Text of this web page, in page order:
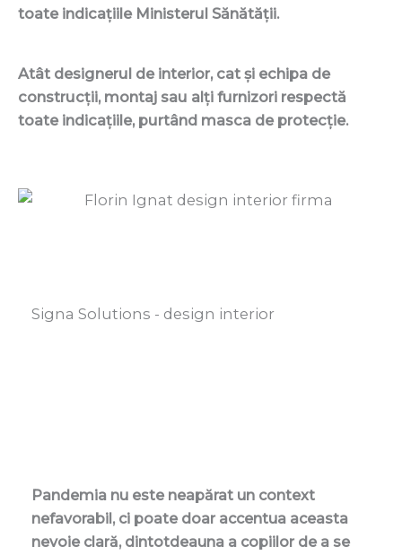
toate indicațiile Ministerul Sănătății.
Atât designerul de interior, cat și echipa de
construcții, montaj sau alți furnizori respectă
toate indicațiile, purtând masca de protecție.
Signa Solutions - design interior
Pandemia nu este neapărat un context
nefavorabil, ci poate doar accentua aceasta
nevoie clară, dintotdeauna a copiilor de a se